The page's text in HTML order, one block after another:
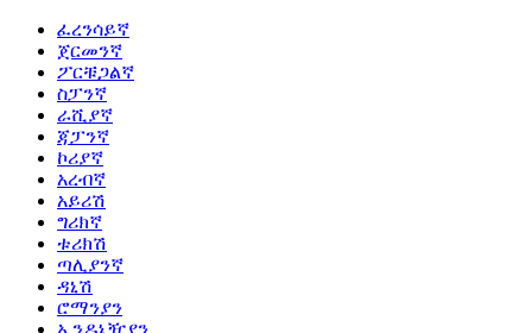
ፈረንሳይኛ
ጀርመንኛ
ፖርቹጋልኛ
ስፓንኛ
ራሺያኛ
ጃፓንኛ
ኮሪያኛ
አረብኛ
አይሪሽ
ግሪክኛ
ቱሪክሽ
ጣሊያንኛ
ዳኒሽ
ሮማንያን
ኢንዶኔዥያን